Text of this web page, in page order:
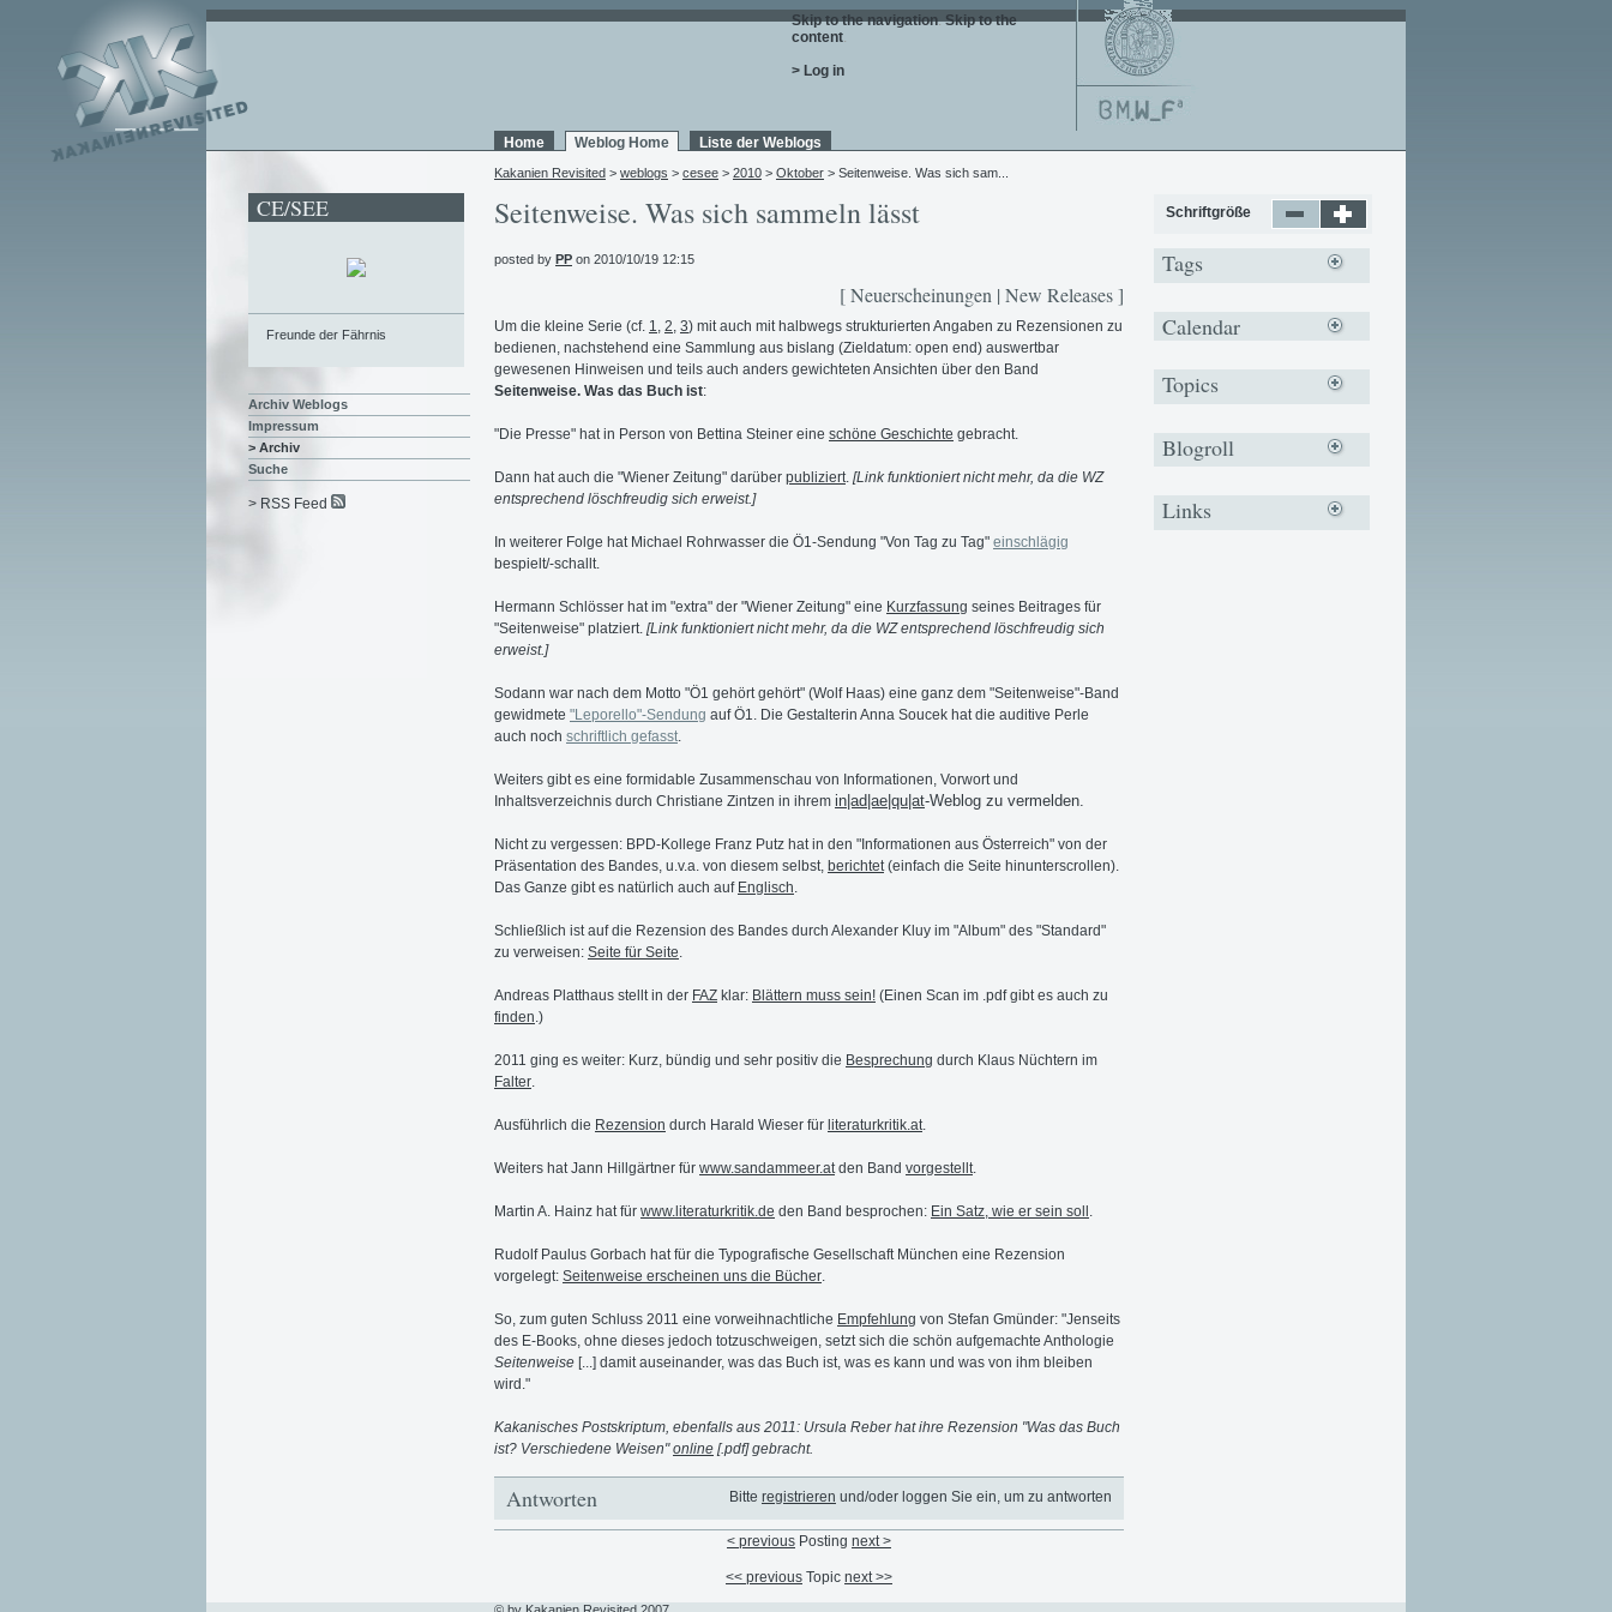
Skip to the navigation. Skip to the
content.
> Log in
Home Weblog Home Liste der Weblogs
Kakanien Revisited > weblogs > cesee > 2010 > Oktober > Seitenweise. Was sich sam...
Seitenweise. Was sich sammeln lässt
posted by PP on 2010/10/19 12:15
[ Neuerscheinungen | New Releases ]
Um die kleine Serie (cf. 1 2 3) mit auch mit halbwegs strukturierten Angaben zu Rezensionen zu
bedienen, nachstehend eine Sammlung aus bislang (Zieldatum: open end) auswertbar
gewesenen Hinweisen und teils auch anders gewichteten Ansichten über den Band
Seitenweise. Was das Buch ist:
"Die Presse" hat in Person von Bettina Steiner eine schöne Geschichte gebracht.
Dann hat auch die "Wiener Zeitung" darüber publiziert [Link funktioniert nicht mehr, da die WZ
entsprechend löschfreudig sich erweist.]
In weiterer Folge hat Michael Rohrwasser die Ö1-Sendung "Von Tag zu Tag" einschlägig
bespielt/-schallt.
Hermann Schlösser hat im "extra" der "Wiener Zeitung" eine Kurzfassung seines Beitrages für
"Seitenweise" platziert. [Link funktioniert nicht mehr, da die WZ entsprechend löschfreudig sich
erweist.]
Sodann war nach dem Motto "Ö1 gehört gehört" (Wolf Haas) eine ganz dem "Seitenweise"-Band
gewidmete "Leporello"-Sendung auf Ö1. Die Gestalterin Anna Soucek hat die auditive Perle
auch noch schriftlich gefasst
Weiters gibt es eine formidable Zusammenschau von Informationen, Vorwort und
Inhaltsverzeichnis durch Christiane Zintzen in ihrem in|ad|ae|qu|at-Weblog zu vermelden.
Nicht zu vergessen: BPD-Kollege Franz Putz hat in den "Informationen aus Österreich" von der
Präsentation des Bandes, u.v.a. von diesem selbst, berichtet (einfach die Seite hinunterscrollen).
Das Ganze gibt es natürlich auch auf Englisch
Schließlich ist auf die Rezension des Bandes durch Alexander Kluy im "Album" des "Standard"
zu verweisen: Seite für Seite
Andreas Platthaus stellt in der FAZ klar: Blättern muss sein! (Einen Scan im .pdf gibt es auch zu
finden .)
2011 ging es weiter: Kurz, bündig und sehr positiv die Besprechung durch Klaus Nüchtern im
Falter
Ausführlich die Rezension durch Harald Wieser für literaturkritik.at
Weiters hat Jann Hillgärtner für www.sandammeer.at den Band vorgestellt
Martin A. Hainz hat für www.literaturkritik.de den Band besprochen: Ein Satz, wie er sein soll
Rudolf Paulus Gorbach hat für die Typografische Gesellschaft München eine Rezension
vorgelegt: Seitenweise erscheinen uns die Bücher
So, zum guten Schluss 2011 eine vorweihnachtliche Empfehlung von Stefan Gmünder: "Jenseits
des E-Books, ohne dieses jedoch totzuschweigen, setzt sich die schön aufgemachte Anthologie
Seitenweise [...] damit auseinander, was das Buch ist, was es kann und was von ihm bleiben
wird."
Kakanisches Postskriptum, ebenfalls aus 2011: Ursula Reber hat ihre Rezension "Was das Buch
ist? Verschiedene Weisen"online [.pdf] gebracht.
Bitte registrieren und/oder loggen Sie ein, um zu antworten
Antworten
< previous Posting next >
<< previous Topic next >>
CE/SEE
Freunde der Fährnis
Archiv Weblogs
Impressum
> Archiv
Suche
> RSS Feed
Schriftgröße
Tags
Calendar
Topics
Blogroll
Links